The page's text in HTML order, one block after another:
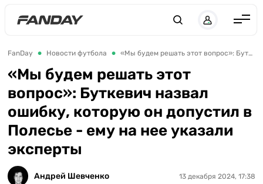
Испания
Германия
Италия
Франция
FanDay Новости футбола «Мы будем решать этот вопрос»: Буткевич назвал ошибку, которую он допустил в Полесье - ему на нее указали эксперты
«Мы будем решать этот
вопрос»: Буткевич назвал
ошибку, которую он допустил в
Полесье - ему на нее указали
эксперты
Андрей Шевченко
13 декабря 2024, 17:38